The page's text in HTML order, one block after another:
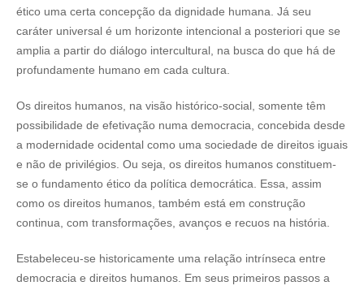
ético uma certa concepção da dignidade humana. Já seu
caráter universal é um horizonte intencional a posteriori que se
amplia a partir do diálogo intercultural, na busca do que há de
profundamente humano em cada cultura.
Os direitos humanos, na visão histórico-social, somente têm
possibilidade de efetivação numa democracia, concebida desde
a modernidade ocidental como uma sociedade de direitos iguais
e não de privilégios. Ou seja, os direitos humanos constituem-
se o fundamento ético da política democrática. Essa, assim
como os direitos humanos, também está em construção
continua, com transformações, avanços e recuos na história.
Estabeleceu-se historicamente uma relação intrínseca entre
democracia e direitos humanos. Em seus primeiros passos a